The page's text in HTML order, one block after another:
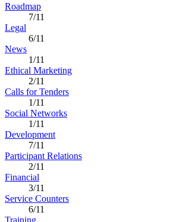
Roadmap
7/11
Legal
6/11
News
1/11
Ethical Marketing
2/11
Calls for Tenders
1/11
Social Networks
1/11
Development
7/11
Participant Relations
2/11
Financial
3/11
Service Counters
6/11
Training